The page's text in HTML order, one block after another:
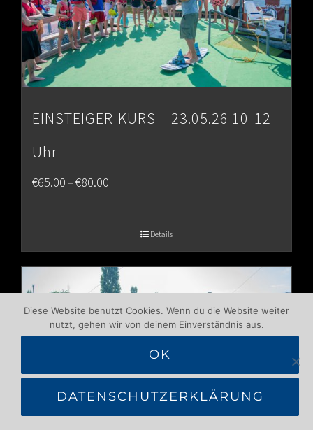
EINSTEIGER-KURS – 23.05.26 10-12
Uhr
€65.00–€80.00
€80.00
Details
Diese Website benutzt Cookies. Wenn du die Website weiter
nutzt, gehen wir von deinem Einverständnis aus.
OK
DATENSCHUTZERKLÄRUNG